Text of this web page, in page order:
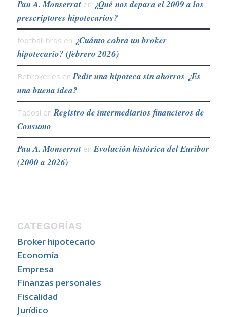
Pau A. Monserraten ¿Qué nos depara el 2009 a los
prescriptores hipotecarios?
football bros en ¿Cuánto cobra un broker
hipotecario? (febrero 2026)
Bebroker.es enPedir una hipoteca sin ahorros ¿Es
una buena idea?
Tadosi enRegistro de intermediarios financieros de
Consumo
Pau A. MonserratenEvolución histórica del Euribor
(2000 a 2026)
CATEGORÍAS
Broker hipotecario
Economía
Empresa
Finanzas personales
Fiscalidad
Jurídico